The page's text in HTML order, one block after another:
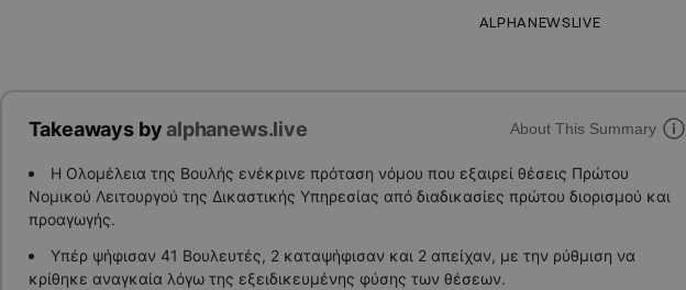
ALPHANEWSLIVE
Takeaways byalphanews.live About This Summary
Η Ολομέλεια της Βουλής ενέκρινε πρόταση νόμου που εξαιρεί θέσεις Πρώτου
Νομικού Λειτουργού της Δικαστικής Υπηρεσίας από διαδικασίες πρώτου διορισμού και
προαγωγής.
Υπέρ ψήφισαν 41 Βουλευτές, 2 καταψήφισαν και 2 απείχαν, με την ρύθμιση να
κρίθηκε αναγκαία λόγω της εξειδικευμένης φύσης των θέσεων.